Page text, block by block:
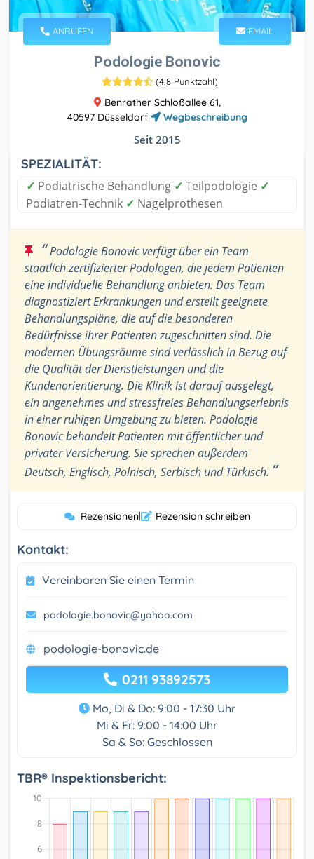
ANRUFEN EMAIL
Podologie Bonovic
(4,8 Punktzahl)
Benrather Schloßallee 61,
40597 Düsseldorf
Wegbeschreibung
Seit 2015
SPEZIALITÄT:
✓ Podiatrische Behandlung ✓ Teilpodologie ✓
Podiatren-Technik ✓ Nagelprothesen
“Podologie Bonovic verfügt über ein Team
staatlich zertifizierter Podologen, die jedem Patienten
eine individuelle Behandlung anbieten. Das Team
diagnostiziert Erkrankungen und erstellt geeignete
Behandlungspläne, die auf die besonderen
Bedürfnisse ihrer Patienten zugeschnitten sind. Die
modernen Übungsräume sind verlässlich in Bezug auf
die Qualität der Dienstleistungen und die
Kundenorientierung. Die Klinik ist darauf ausgelegt,
ein angenehmes und stressfreies Behandlungserlebnis
in einer ruhigen Umgebung zu bieten. Podologie
Bonovic behandelt Patienten mit öffentlicher und
privater Versicherung. Sie sprechen außerdem
Deutsch, Englisch, Polnisch, Serbisch und Türkisch. ”
Rezensionen| Rezension schreiben
Kontakt:
Vereinbaren Sie einen Termin
podologie.bonovic@yahoo.com
podologie-bonovic.de
0211 93892573
Mo, Di & Do: 9:00 - 17:30 Uhr
Mi & Fr: 9:00 - 14:00 Uhr
Sa & So: Geschlossen
TBR® Inspektionsbericht: